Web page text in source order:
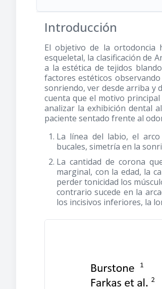
Introducción
El objetivo de la ortodoncia
esqueletal, la clasificación de
a la estética de tejidos
factores estéticos
sonriendo, ver desde arriba y
cuenta que el motivo
analizar la exhibición dental
paciente sentado frente al
La línea del labio, el
bucales, simetría en la
La cantidad de corona
marginal, con la edad, la
perder tonicidad los
contrario sucede en la
los incisivos inferiores, la